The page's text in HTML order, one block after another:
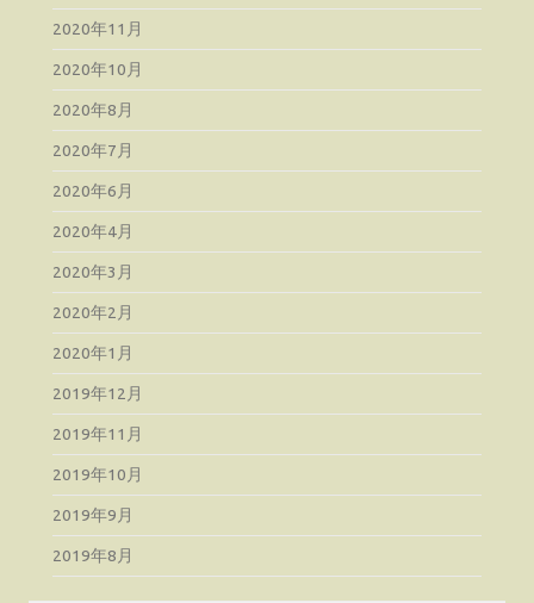
2020年11月
2020年10月
2020年8月
2020年7月
2020年6月
2020年4月
2020年3月
2020年2月
2020年1月
2019年12月
2019年11月
2019年10月
2019年9月
2019年8月